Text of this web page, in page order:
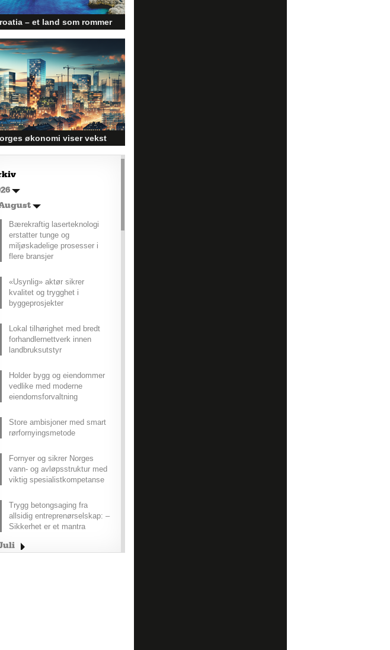
– et land som rommer
enn kysten
forbindes ofte med sol,
og klart hav, men landet
langt flere sider enn det
mange sitter igjen
økonomi viser vekst
påvirker byggebransjen
norske økonomien har vist
vekst de siste tre kvartalene,
som skaper optimisme på
av ulike sektorer.
er spesielt godt
til å dra nytte av denne
oppgangen.
Bærekraftig laserteknologi
erstatter tunge og
miljøskadelige prosesser i
flere bransjer
«Usynlig» aktør sikrer
kvalitet og trygghet i
byggeprosjekter
Lokal tilhørighet med bredt
forhandlernettverk innen
landbruksutstyr
Holder bygg og eiendommer
vedlike med moderne
eiendomsforvaltning
Store ambisjoner med smart
rørfornyingsmetode
Fornyer og sikrer Norges
vann- og avløpsstruktur med
viktig spesialistkompetanse
Trygg betongsaging fra
allsidig entreprenørselskap: –
Sikkerhet er et mantra